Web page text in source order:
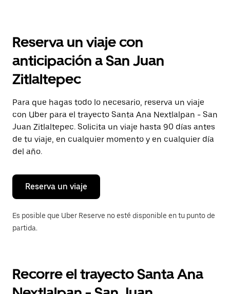
el
y
selecciona
una
Presiona
la
tecla Esc
para
cerrar
el
calendario.
Reserva un viaje con
anticipación a San Juan
Zitlaltepec
Para que hagas todo lo necesario, reserva un viaje
con Uber para el trayecto Santa Ana Nextlalpan - San
Juan Zitlaltepec. Solicita un viaje hasta 90 días antes
de tu viaje, en cualquier momento y en cualquier día
del año.
Reserva un viaje
Es posible que Uber Reserve no esté disponible en tu punto de
partida.
Recorre el trayecto Santa Ana